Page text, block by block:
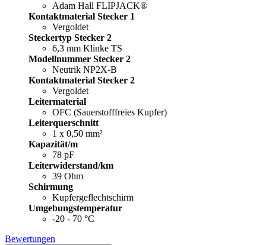
Adam Hall FLIPJACK®
Kontaktmaterial Stecker 1
Vergoldet
Steckertyp Stecker 2
6,3 mm Klinke TS
Modellnummer Stecker 2
Neutrik NP2X-B
Kontaktmaterial Stecker 2
Vergoldet
Leitermaterial
OFC (Sauerstofffreies Kupfer)
Leiterquerschnitt
1 x 0,50 mm²
Kapazität/m
78 pF
Leiterwiderstand/km
39 Ohm
Schirmung
Kupfergeflechtschirm
Umgebungstemperatur
-20 - 70 °C
Bewertungen